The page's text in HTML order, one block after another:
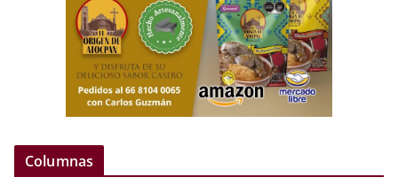
Columnas